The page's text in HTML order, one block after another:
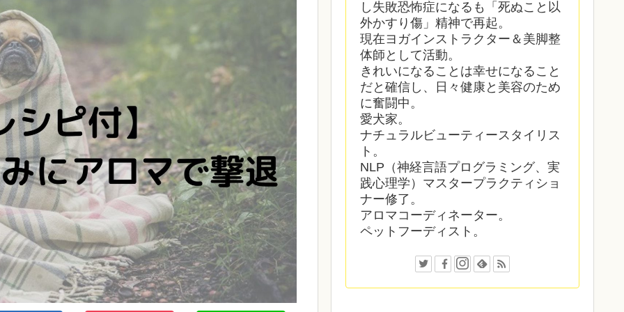
し失敗恐怖症になるも「死ぬこと以
外かすり傷」精神で再起。
現在ヨガインストラクター＆美脚整
体師として活動。
きれいになることは幸せになること
だと確信し、日々健康と美容のため
に奮闘中。
愛犬家。
ナチュラルビューティースタイリス
ト。
NLP（神経言語プログラミング、実
践心理学）マスタープラクティショ
ナー修了。
アロマコーディネーター。
ペットフーディスト。